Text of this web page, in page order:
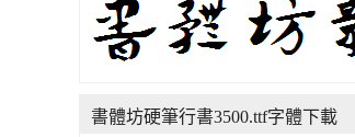
書體坊硬筆行書3500.ttf字體下載